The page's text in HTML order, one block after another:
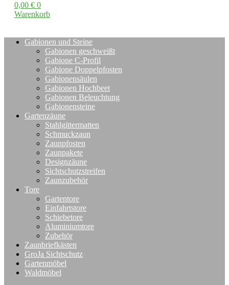
0,00 € 0
Warenkorb
Gabionen und Steine
Gabionen geschweißt
Gabione C-Profil
Gabione Doppelpfosten
Gabionensäulen
Gabionen Hochbeet
Gabionen Beleuchtung
Gabionensteine
Gartenzäune
Stahlgittermatten
Schmuckzaun
Zaunpfosten
Zaunpakete
Designzäune
Sichtschutzstreifen
Zaunzubehör
Tore
Gartentore
Einfahrtstore
Schiebetore
Aluminiumtore
Zubehör
Zaunbriefkästen
GroJa Sichtschutz
Gartenmöbel
Waldmöbel